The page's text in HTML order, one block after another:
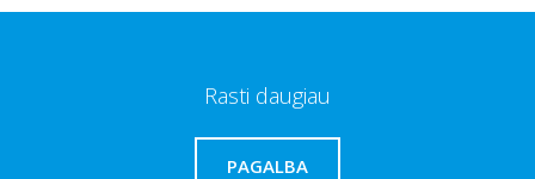
Rasti daugiau
PAGALBA